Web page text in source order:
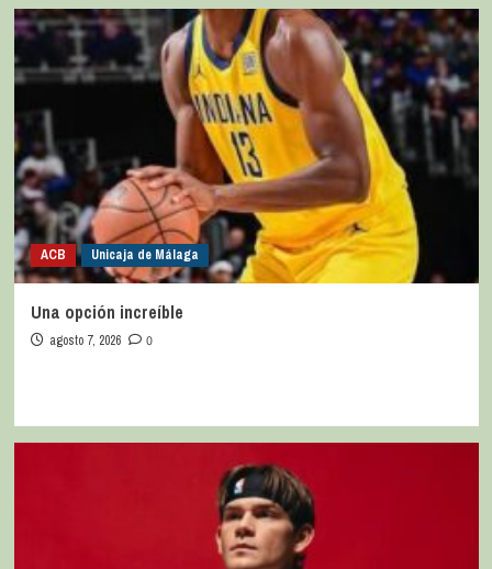
ACB Unicaja de Málaga
Una opción increíble
agosto 7, 2026 0